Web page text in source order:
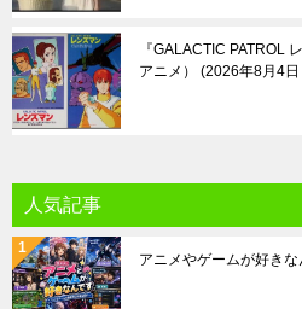
『GALACTIC PATROL
アニメ）
2026年8月4
人気記事
アニメやゲームが好きな